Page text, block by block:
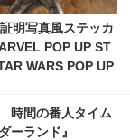
明写真風ステッカ
POP UP ST
WARS POP UP
11枚目の写真・
時間の番人タイム
ーランド』